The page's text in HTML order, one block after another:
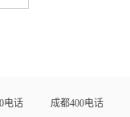
电话 成都400电话